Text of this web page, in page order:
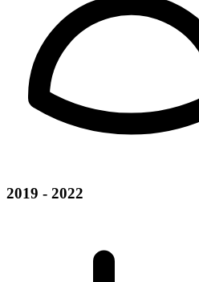
2019 - 2022